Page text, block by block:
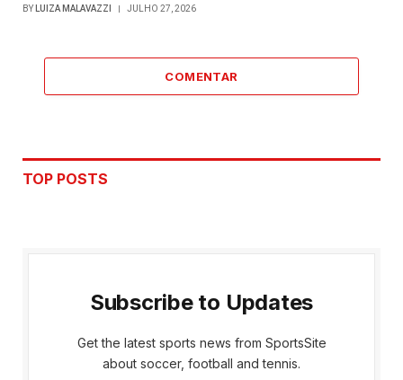
BY LUIZA MALAVAZZI JULHO 27, 2026
COMENTAR
TOP POSTS
Subscribe to Updates
Get the latest sports news from SportsSite
about soccer, football and tennis.